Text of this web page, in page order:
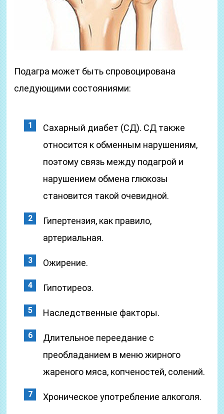
Подагра может быть спровоцирована
следующими состояниями:
Сахарный диабет (СД). СД также
относится к обменным нарушениям,
поэтому связь между подагрой и
нарушением обмена глюкозы
становится такой очевидной.
Гипертензия, как правило,
артериальная.
Ожирение.
Гипотиреоз.
Наследственные факторы.
Длительное переедание с
преобладанием в меню жирного
жареного мяса, копченостей, солений.
Хроническое употребление алкоголя.